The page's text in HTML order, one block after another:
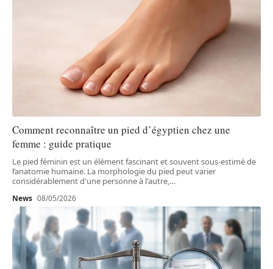
Comment reconnaître un pied d’égyptien chez une
femme : guide pratique
Le pied féminin est un élément fascinant et souvent sous-estimé de
l’anatomie humaine. La morphologie du pied peut varier
considérablement d'une personne à l'autre,…
News 08/05/2026